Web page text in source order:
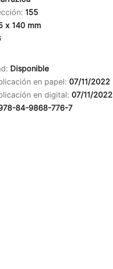
155
x 140 mm
Disponible
en papel: 07/11/2022
en digital: 07/11/2022
84-9868-776-7